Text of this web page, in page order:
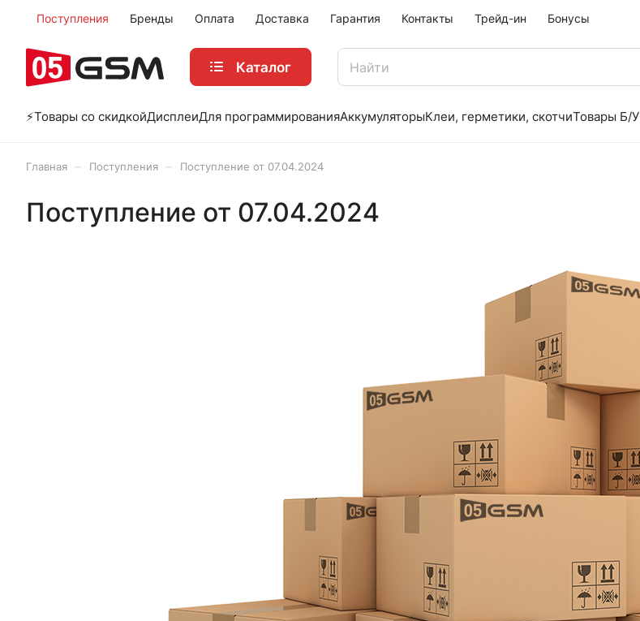
Поступления Бренды Оплата Доставка Гарантия Контакты Трейд-ин Бонусы
Каталог
⚡️Товары со скидкойДисплеиДля программированияАккумуляторыКлеи, герметики, скотчиТовары Б/У
Главная Поступления Поступление от 07.04.2024
Поступление от 07.04.2024